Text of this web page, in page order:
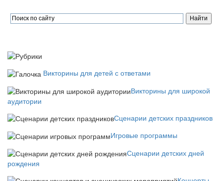
Викторины для детей с ответами
Викторины для широкой
аудитории
Сценарии детских праздников
Игровые программы
Сценарии детских дней
рождения